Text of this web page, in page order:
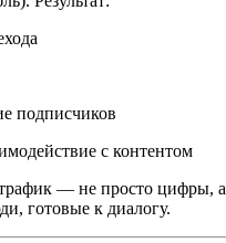
подписчиков
с контентом
— не просто цифры, а
готовые к диалогу.